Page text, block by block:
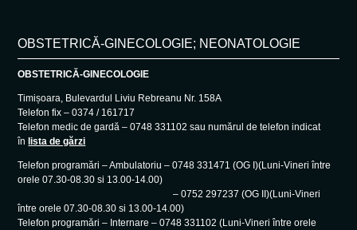
OBSTETRICĂ-GINECOLOGIE; NEONATOLOGIE
OBSTETRICĂ-GINECOLOGIE
Timișoara, Bulevardul Liviu Rebreanu Nr. 158A
Telefon fix – 0374 / 161717
Telefon medic de gardă – 0748 331102 sau numărul de telefon indicat
în lista de gărzi
Telefon programări – Ambulatoriu – 0748 331471 (OG I)(Luni-Vineri între
orele 07.30-08.30 si 13.00-14.00)
– 0752 297237 (OG II)(Luni-Vineri
între orele 07.30-08.30 si 13.00-14.00)
Telefon programări – Internare – 0748 331102 (Luni-Vineri între orele